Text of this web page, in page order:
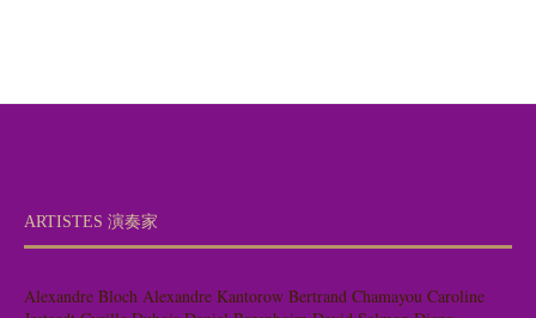
ARTISTES 演奏家
Alexandre Bloch Alexandre Kantorow Bertrand Chamayou Caroline